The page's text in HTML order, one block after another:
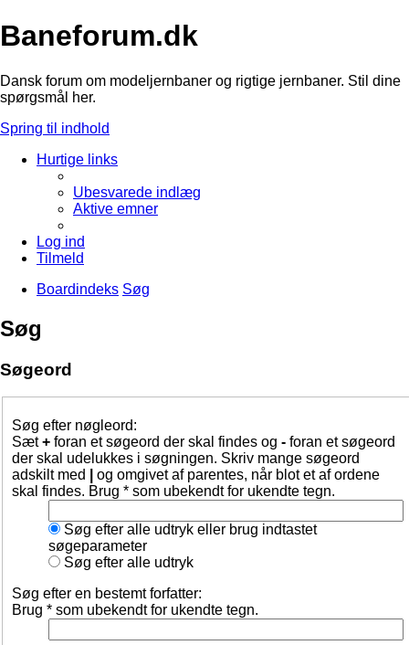
Baneforum.dk
Dansk forum om modeljernbaner og rigtige jernbaner. Stil dine
spørgsmål her.
Spring til indhold
Hurtige links
Ubesvarede indlæg
Aktive emner
Log ind
Tilmeld
Boardindeks Søg
Søg
Søgeord
Søg efter nøgleord:
Sæt+ foran et søgeord der skal findes og - foran et søgeord
der skal udelukkes i søgningen. Skriv mange søgeord
adskilt med
og omgivet af parentes, når blot et af ordene
skal findes. Brug * som ubekendt for ukendte tegn.
Søg efter alle udtryk eller brug indtastet
søgeparameter
Søg efter alle udtryk
Søg efter en bestemt forfatter:
Brug * som ubekendt for ukendte tegn.